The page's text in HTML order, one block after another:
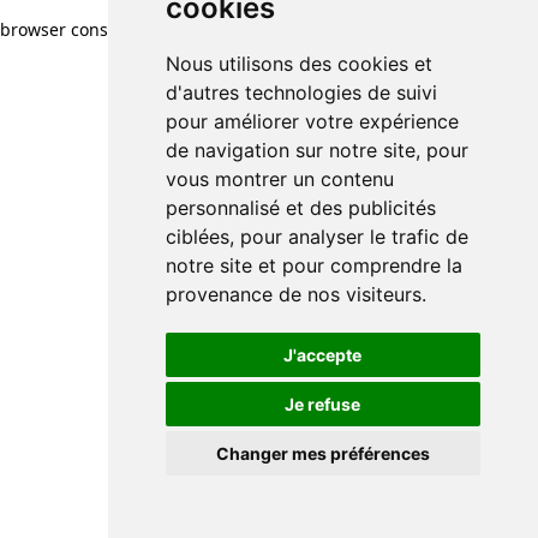
cookies
Nous utilisons des cookies et
d'autres technologies de suivi
pour améliorer votre expérience
de navigation sur notre site, pour
vous montrer un contenu
personnalisé et des publicités
ciblées, pour analyser le trafic de
notre site et pour comprendre la
provenance de nos visiteurs.
J'accepte
Je refuse
Changer mes préférences
browser console for more information)